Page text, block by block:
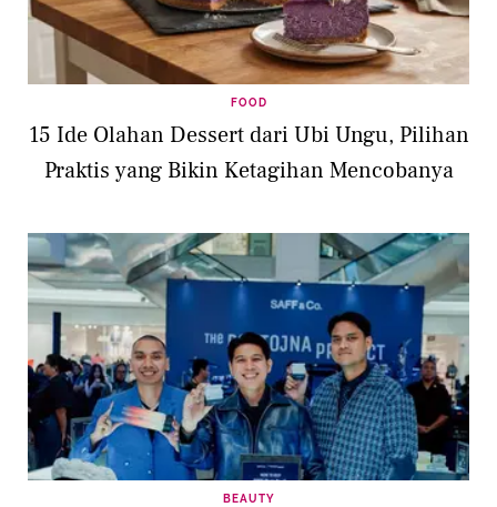
FOOD
15 Ide Olahan Dessert dari Ubi Ungu, Pilihan
Praktis yang Bikin Ketagihan Mencobanya
BEAUTY